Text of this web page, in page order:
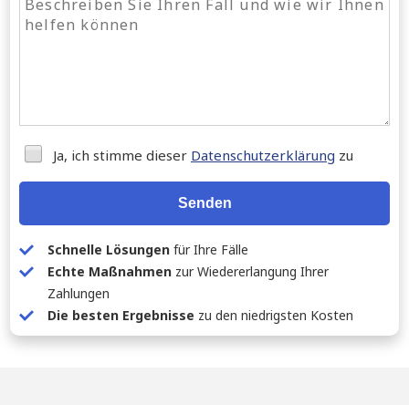
Ja, ich stimme dieser Datenschutzerklärung zu
Senden
Schnelle Lösungen für Ihre Fälle
Echte Maßnahmen zur Wiedererlangung Ihrer
Zahlungen
Die besten Ergebnisse zu den niedrigsten Kosten